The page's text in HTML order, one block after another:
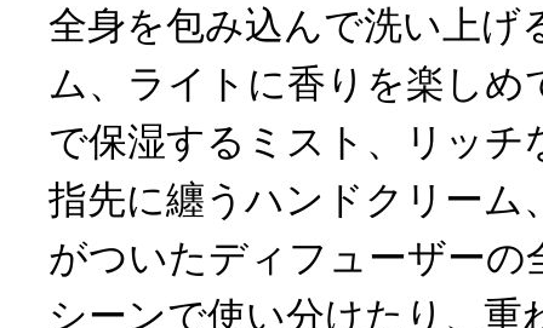
全身を包み込んで洗い上げ
ム、ライトに香りを楽しめ
で保湿するミスト、リッチ
指先に纏うハンドクリーム
がついたディフューザーの
シーンで使い分けたり、重